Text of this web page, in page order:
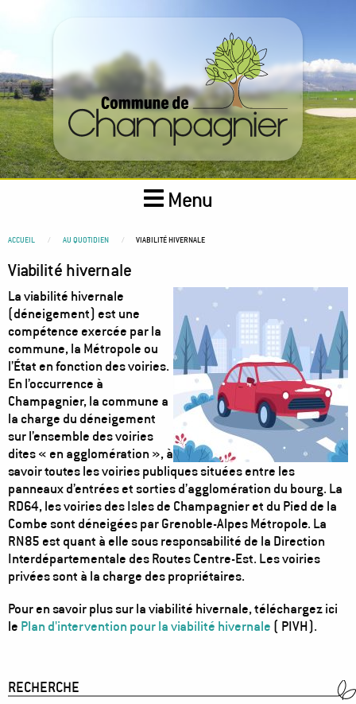
Menu
You
here
ACCUEIL AU QUOTIDIEN VIABILITÉ HIVERNALE
Viabilité hivernale
Image
La viabilité hivernale
(déneigement) est une
compétence exercée par la
commune, la Métropole ou
l’État en fonction des voiries.
En l’occurrence à
Champagnier, la commune a
la charge du déneigement
sur l’ensemble des voiries
dites « en agglomération », à
savoir toutes les voiries publiques situées entre les
panneaux d’entrées et sorties d’agglomération du bourg. La
RD64, les voiries des Isles de Champagnier et du Pied de la
Combe sont déneigées par Grenoble-Alpes Métropole. La
RN85 est quant à elle sous responsabilité de la Direction
Interdépartementale des Routes Centre-Est. Les voiries
privées sont à la charge des propriétaires.
Pour en savoir plus sur la viabilité hivernale, téléchargez ici
le Plan d'intervention pour la viabilité hivernale ( PIVH).
RECHERCHE